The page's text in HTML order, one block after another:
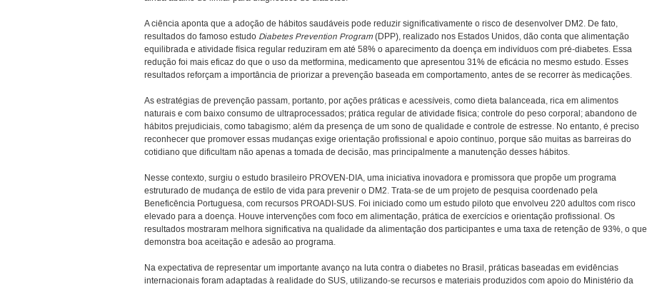
A ciência aponta que a adoção de hábitos saudáveis pode reduzir significativamente o risco de desenvolver DM2. De fato,
resultados do famoso estudo Diabetes Prevention Program (DPP), realizado nos Estados Unidos, dão conta que alimentação
equilibrada e atividade física regular reduziram em até 58% o aparecimento da doença em indivíduos com pré-diabetes. Essa
redução foi mais eficaz do que o uso da metformina, medicamento que apresentou 31% de eficácia no mesmo estudo. Esses
resultados reforçam a importância de priorizar a prevenção baseada em comportamento, antes de se recorrer às medicações.
As estratégias de prevenção passam, portanto, por ações práticas e acessíveis, como dieta balanceada, rica em alimentos
naturais e com baixo consumo de ultraprocessados; prática regular de atividade física; controle do peso corporal; abandono de
hábitos prejudiciais, como tabagismo; além da presença de um sono de qualidade e controle de estresse. No entanto, é preciso
reconhecer que promover essas mudanças exige orientação profissional e apoio contínuo, porque são muitas as barreiras do
cotidiano que dificultam não apenas a tomada de decisão, mas principalmente a manutenção desses hábitos.
Nesse contexto, surgiu o estudo brasileiro PROVEN-DIA, uma iniciativa inovadora e promissora que propõe um programa
estruturado de mudança de estilo de vida para prevenir o DM2. Trata-se de um projeto de pesquisa coordenado pela
Beneficência Portuguesa, com recursos PROADI-SUS. Foi iniciado como um estudo piloto que envolveu 220 adultos com risco
elevado para a doença. Houve intervenções com foco em alimentação, prática de exercícios e orientação profissional. Os
resultados mostraram melhora significativa na qualidade da alimentação dos participantes e uma taxa de retenção de 93%, o que
demonstra boa aceitação e adesão ao programa.
Na expectativa de representar um importante avanço na luta contra o diabetes no Brasil, práticas baseadas em evidências
internacionais foram adaptadas à realidade do SUS, utilizando-se recursos e materiais produzidos com apoio do Ministério da